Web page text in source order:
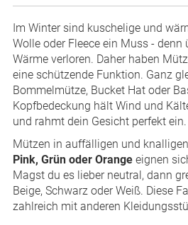
Im Winter sind kuschelige und
Wolle oder Fleece ein Muss - denn
Wärme verloren. Daher haben
eine schützende Funktion. Ganz
Bommelmütze, Bucket Hat oder
Kopfbedeckung hält Wind und
und rahmt dein Gesicht perfekt ein.
Mützen in auffälligen und knalligen
Pink, Grün oder Orange eignen
Magst du es lieber neutral, dann
Beige, Schwarz oder Weiß. Diese
zahlreich mit anderen